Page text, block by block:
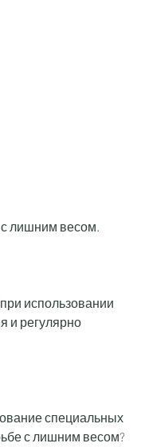
с лишним весом.
использовании
и регулярно
специальных
с лишним весом?